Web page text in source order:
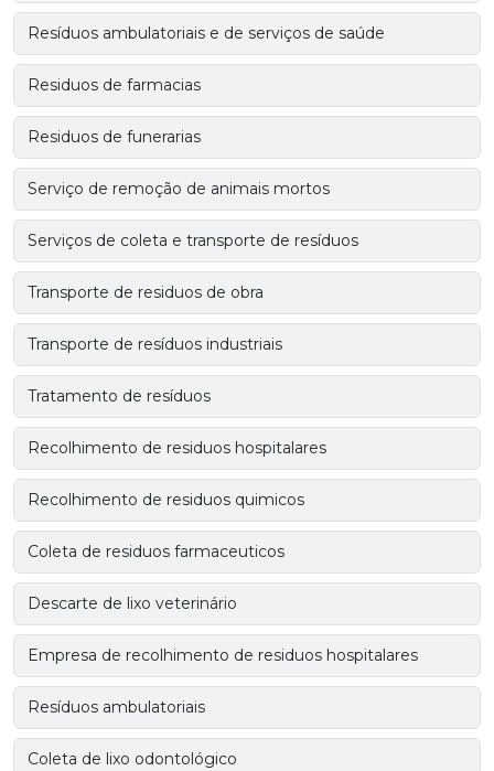
Resíduos ambulatoriais e de serviços de saúde
Residuos de farmacias
Residuos de funerarias
Serviço de remoção de animais mortos
Serviços de coleta e transporte de resíduos
Transporte de residuos de obra
Transporte de resíduos industriais
Tratamento de resíduos
Recolhimento de residuos hospitalares
Recolhimento de residuos quimicos
Coleta de residuos farmaceuticos
Descarte de lixo veterinário
Empresa de recolhimento de residuos hospitalares
Resíduos ambulatoriais
Coleta de lixo odontológico